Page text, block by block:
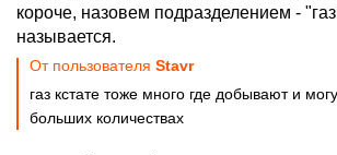
короче, назовем подразделением -
называется.
От пользователя Stavr
газ кстате тоже много где добывают и
больших количествах